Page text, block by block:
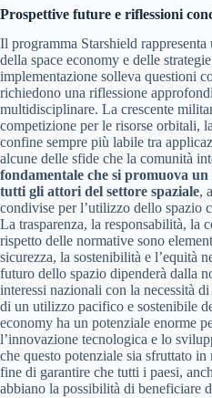
Prospettive future e riflessioni
Il programma Starshield
della space economy e delle
implementazione solleva questioni
richiedono una riflessione
multidisciplinare. La crescente
competizione per le risorse orbitali,
confine sempre più labile tra
alcune delle sfide che la comunità
fondamentale che si promuova
tutti gli attori del settore spaziale,
condivise per l’utilizzo dello spazio
La trasparenza, la responsabilità, la
rispetto delle normative sono
sicurezza, la sostenibilità e l’equità
futuro dello spazio dipenderà dalla
interessi nazionali con la necessità
di un utilizzo pacifico e sostenibile
economy ha un potenziale enorme
l’innovazione tecnologica e lo
che questo potenziale sia sfruttato
fine di garantire che tutti i paesi,
abbiano la possibilità di beneficiare